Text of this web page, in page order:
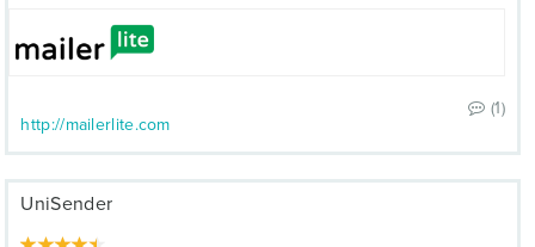
(1)
http://mailerlite.com
UniSender